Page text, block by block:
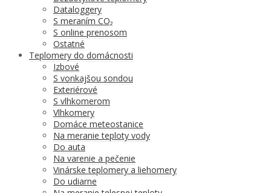
Dataloggery
S meraním CO₂
S online prenosom
Ostatné
Teplomery do domácnosti
Izbové
S vonkajšou sondou
Exteriérové
S vlhkomerom
Vlhkomery
Domáce meteostanice
Na meranie teploty vody
Do auta
Na varenie a pečenie
Vinárske teplomery a liehomery
Do udiarne